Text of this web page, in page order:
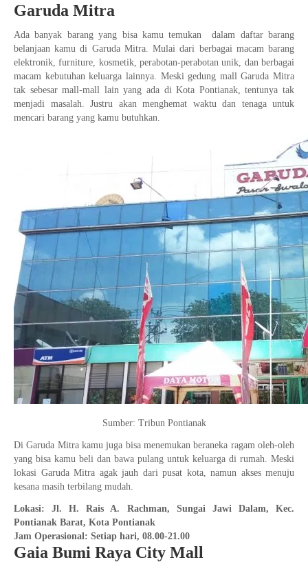
Garuda Mitra
Ada banyak barang yang bisa kamu temukan dalam daftar barang
belanjaan kamu di Garuda Mitra. Mulai dari berbagai macam barang
elektronik, furniture, kosmetik, perabotan-perabotan unik, dan berbagai
macam kebutuhan keluarga lainnya. Meski gedung mall Garuda Mitra
tak sebesar mall-mall lain yang ada di Kota Pontianak, tentunya tak
menjadi masalah. Justru akan menghemat waktu dan tenaga untuk
mencari barang yang kamu butuhkan.
Sumber: Tribun Pontianak
Di Garuda Mitra kamu juga bisa menemukan beraneka ragam oleh-oleh
yang bisa kamu beli dan bawa pulang untuk keluarga di rumah. Meski
lokasi Garuda Mitra agak jauh dari pusat kota, namun akses menuju
kesana masih terbilang mudah.
Lokasi: Jl. H. Rais A. Rachman, Sungai Jawi Dalam, Kec.
Pontianak Barat, Kota Pontianak
Jam Operasional: Setiap hari, 08.00-21.00
Gaia Bumi Raya City Mall